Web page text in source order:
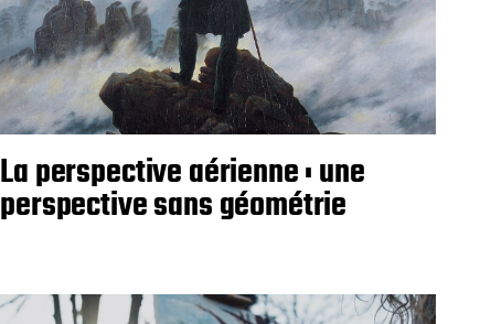
La perspective aérienne : une
perspective sans géométrie